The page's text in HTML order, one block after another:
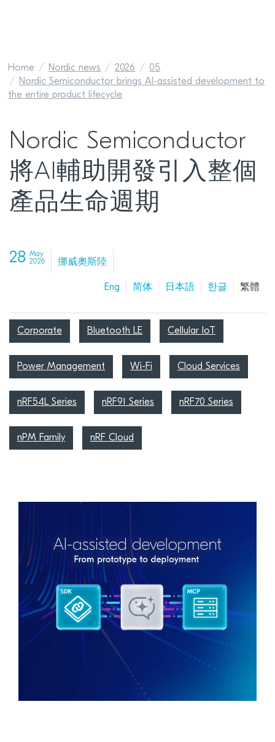
Home Nordic news 2026
05
Nordic Semiconductor brings AI-assisted development to
the entire product lifecycle
Nordic Semiconductor
將AI輔助開發引入整個
產品生命週期
28 May
2026
挪威奧斯陸
Eng 简体 日本語 한글 繁體
Corporate Bluetooth LE Cellular IoT
Power Management Wi-Fi Cloud Services
nRF54L Series nRF91 Series nRF70 Series
nPM Family nRF Cloud